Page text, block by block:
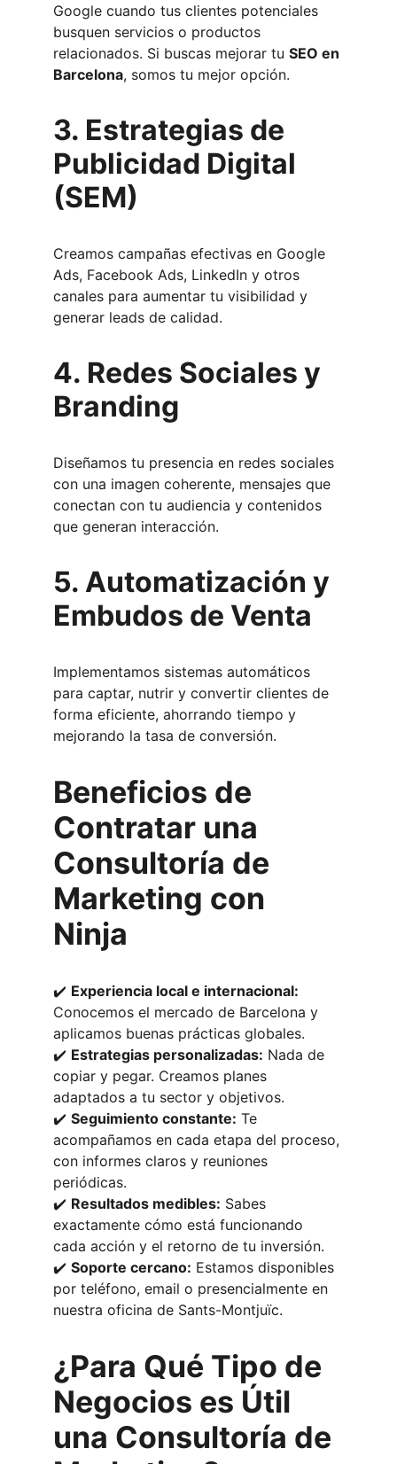
Google cuando tus clientes potenciales
busquen servicios o productos
relacionados. Si buscas mejorar tu SEO en
Barcelona, somos tu mejor opción.
3. Estrategias de
Publicidad Digital
(SEM)
Creamos campañas efectivas en Google
Ads, Facebook Ads, LinkedIn y otros
canales para aumentar tu visibilidad y
generar leads de calidad.
4. Redes Sociales y
Branding
Diseñamos tu presencia en redes sociales
con una imagen coherente, mensajes que
conectan con tu audiencia y contenidos
que generan interacción.
5. Automatización y
Embudos de Venta
Implementamos sistemas automáticos
para captar, nutrir y convertir clientes de
forma eficiente, ahorrando tiempo y
mejorando la tasa de conversión.
Beneficios de
Contratar una
Consultoría de
Marketing con
Ninja
✔️ Experiencia local e internacional:
Conocemos el mercado de Barcelona y
aplicamos buenas prácticas globales.
✔️ Estrategias personalizadas: Nada de
copiar y pegar. Creamos planes
adaptados a tu sector y objetivos.
✔️ Seguimiento constante: Te
acompañamos en cada etapa del proceso,
con informes claros y reuniones
periódicas.
✔️ Resultados medibles: Sabes
exactamente cómo está funcionando
cada acción y el retorno de tu inversión.
✔️ Soporte cercano: Estamos disponibles
por teléfono, email o presencialmente en
nuestra oficina de Sants-Montjuïc.
¿Para Qué Tipo de
Negocios es Útil
una Consultoría de